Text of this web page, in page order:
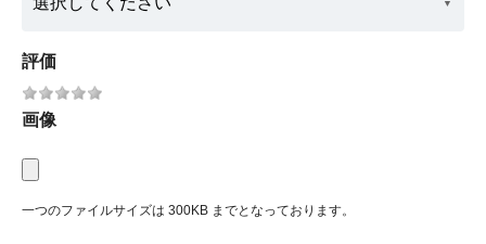
評価
画像
一つのファイルサイズは 300KB までとなっております。